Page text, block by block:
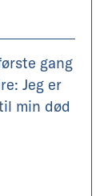
gang
Jeg er
min død